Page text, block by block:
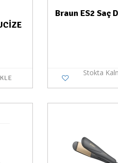
Braun ES2 Saç
Stokta